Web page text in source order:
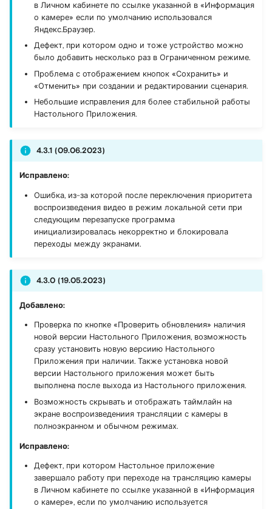
в Личном кабинете по ссылке указанной в «Информация
о камере» если по умолчанию использовался
Яндекс.Браузер.
Дефект, при котором одно и тоже устройство можно
было добавить несколько раз в Ограниченном режиме.
Проблема с отображением кнопок «Сохранить» и
«Отменить» при создании и редактировании сценария.
Небольшие исправления для более стабильной работы
Настольного Приложения.
4.3.1 (09.06.2023)
Исправлено:
Ошибка, из-за которой после переключения приоритета
воспроизведения видео в режим локальной сети при
следующим перезапуске программа
инициализировалась некорректно и блокировала
переходы между экранами.
4.3.0 (19.05.2023)
Добавлено:
Проверка по кнопке «Проверить обновления» наличия
новой версии Настольного Приложения, возможность
сразу установить новую версиию Настольного
Приложения при наличии. Также установка новой
версии Настольного приложения может быть
выполнена после выхода из Настольного приложения.
Возможность скрывать и отображать таймлайн на
экране воспроизведениия трансляции с камеры в
полноэкранном и обычном режимах.
Исправлено:
Дефект, при котором Настольное приложение
завершало работу при переходе на трансляцию камеры
в Личном кабинете по ссылке указанной в «Информация
о камере», если по умолчанию используется